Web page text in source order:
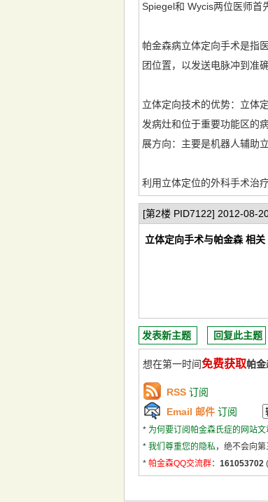
Spiegel和 Wycis两位医师首
帕金森病立体定向手术是指
团位置，以发送电脉冲到准确
立体定向技术的优势：立体
发病灶和位于重要功能区的
展方向：主要是机器人辅助
利用立体定位的外科手术治
[第2楼 PID7122] 2012-08-
立体定向手术与帕金森 相关
发表新主题 回复此主题
想在第一时间免费获取帕
RSS 订阅
Email 邮件 订阅
* 为何要订阅帕金森氏症的网站文
* 我们尊重您的隐私，绝不会向
* 帕金森QQ交流群： 161053702